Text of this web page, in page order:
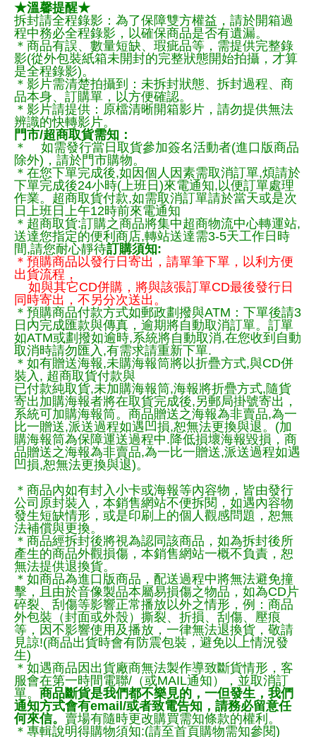
★溫馨提醒★
拆封請全程錄影：為了保障雙方權益，請於開箱過
程中務必全程錄影，以確保商品是否有遺漏。
＊商品有誤、數量短缺、瑕疵品等，需提供完整錄
影(從外包裝紙箱未開封的完整狀態開始拍攝，才算
是全程錄影)。
＊影片需清楚拍攝到：未拆封狀態、拆封過程、商
品本身、訂購單，以方便確認。
＊影片請提供：原檔清晰開箱影片，請勿提供無法
辨識的快轉影片。
門市/超商取貨需知：
＊ 如需發行當日取貨參加簽名活動者(進口版商品
除外)，請於門市購物。
＊在您下單完成後,如因個人因素需取消訂單,煩請於
下單完成後24小時(上班日)來電通知,以便訂單處理
作業。超商取貨付款,如需取消訂單請於當天或是次
日上班日上午12時前來電通知
＊超商取貨:訂購之商品將集中超商物流中心轉運站,
送達您指定的便利商店,轉站送達需3-5天工作日時
間,請您耐心靜待訂購須知:
＊預購商品以發行日寄出，請單筆下單，以利方便
出貨流程，
如與其它CD併購，將與該張訂單CD最後發行日
同時寄出，不另分次送出。
＊預購商品付款方式如郵政劃撥與ATM：下單後請3
日內完成匯款與傳真，逾期將自動取消訂單。訂單
如ATM或劃撥如逾時,系統將自動取消,在您收到自動
取消時請勿匯入,有需求請重新下單.
＊如有贈送海報,未購海報筒將以折疊方式,與CD併
裝入, 超商取貨付款與
已付款純取貨,未加購海報筒,海報將折疊方式,隨貨
寄出加購海報者將在取貨完成後,另郵局掛號寄出，
系統可加購海報筒。商品贈送之海報為非賣品,為一
比一贈送,派送過程如遇凹損,恕無法更換與退。(加
購海報筒為保障運送過程中.降低損壞海報毀損，商
品贈送之海報為非賣品,為一比一贈送,派送過程如遇
凹損,恕無法更換與退)。
＊商品內如有封入小卡或海報等內容物，皆由發行
公司原封裝入，本銷售網站不便拆閱，如遇內容物
發生短缺情形，或是印刷上的個人觀感問題，恕無
法補償與更換。
＊商品經拆封後將視為認同該商品，如為拆封後所
產生的商品外觀損傷，本銷售網站一概不負責，恕
無法提供退換貨。
＊如商品為進口版商品，配送過程中將無法避免撞
擊，且由於音像製品本屬易損傷之物品，如為CD片
碎裂、刮傷等影響正常播放以外之情形，例：商品
外包裝（封面或外殼）撕裂、折損、刮傷、壓痕
等，因不影響使用及播放，一律無法退換貨，敬請
見諒!(商品出貨時會有防震包裝，避免以上情況發
生)
＊如遇商品因出貨廠商無法製作導致斷貨情形，客
服會在第一時間電聯/（或MAIL通知），並取消訂
單。 商品斷貨是我們都不樂見的，一但發生，我們
通知方式會有email/或者致電告知，請務必留意任
何來信。 賣場有隨時更改購買需知條款的權利。
＊專輯說明得購物須知:(請至首頁購物需知參閱)